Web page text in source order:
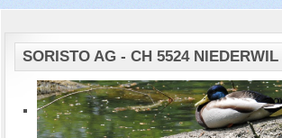
SORISTO AG - CH 5524 NIEDERWIL